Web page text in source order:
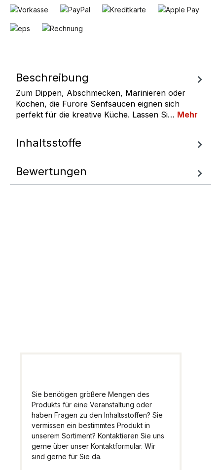
Beschreibung
Zum Dippen, Abschmecken, Marinieren oder
Kochen, die Furore Senfsaucen eignen sich
perfekt für die kreative Küche. Lassen Si… Mehr
Inhaltsstoffe
Bewertungen
Sie benötigen größere Mengen des
Produkts für eine Veranstaltung oder
haben Fragen zu den Inhaltsstoffen? Sie
vermissen ein bestimmtes Produkt in
unserem Sortiment? Kontaktieren Sie uns
gerne über unser Kontaktformular. Wir
sind gerne für Sie da.